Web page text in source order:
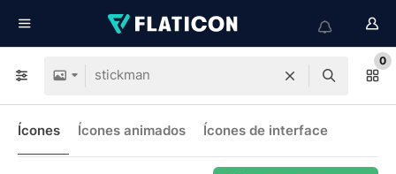
0
Ícones Ícones animados Ícones de interface